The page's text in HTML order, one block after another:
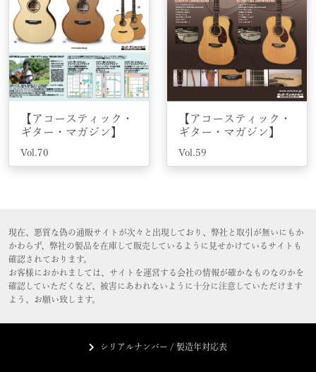
【アコースティック・
ギター・マガジン】
Vol.70
【アコースティック・
ギター・マガジン】
Vol.59
現在、悪質な偽の通販サイトが次々と出現しており、弊社と取引が無いにもか
かわらず、弊社の製品を在庫して販売しているように見せかけているサイトも
確認されております。
お客様におかれましては、サイトを運営する会社の情報が確かなものなのかを
確認していただくなど、被害にあわれないように十分に注意していただけます
よう、お願い致します。
シリアルナンバー / 製造年対応表